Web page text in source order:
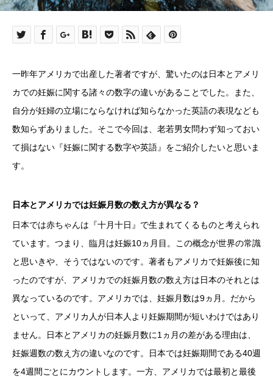
一昨年アメリカで出産した著者ですが、驚いたのは日本とアメリ
カでの妊娠に関する諸々の数字の違いがあることでした。また、
自分が妊婦の立場にならなければ知らなかった英語の表現なども
数知らずありました。そこで今回は、老若男女問わず知っておい
て損はない『妊娠に関する数字や英語』をご紹介したいと思いま
す。
日本とアメリカでは妊娠月数の数え方が異なる？
日本では赤ちゃんは『十月十日』で生まれてくるものと考えられ
ています。つまり、臨月は妊娠10ヵ月目。この概念が世界の常識
と思いきや、そうではないのです。著者もアメリカで妊娠後に知
ったのですが、アメリカでの妊娠月数の数え方は日本のそれとは
異なっているのです。アメリカでは、妊娠月数は9ヵ月。だから
といって、アメリカ人が日本人より妊娠期間が短いわけではあり
ません。日本とアメリカの妊娠月数に1ヵ月の差がある理由は、
妊娠週数の数え方の違いなのです。日本では妊娠期間である40週
を4週間ごとにカウントします。一方、アメリカでは最初と最後